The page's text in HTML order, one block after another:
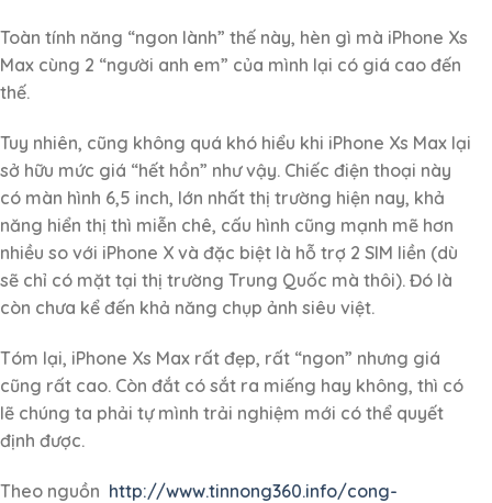
Toàn tính năng “ngon lành” thế này, hèn gì mà iPhone Xs
Max cùng 2 “người anh em” của mình lại có giá cao đến
thế.
Tuy nhiên, cũng không quá khó hiểu khi iPhone Xs Max lại
sở hữu mức giá “hết hồn” như vậy. Chiếc điện thoại này
có màn hình 6,5 inch, lớn nhất thị trường hiện nay, khả
năng hiển thị thì miễn chê, cấu hình cũng mạnh mẽ hơn
nhiều so với iPhone X và đặc biệt là hỗ trợ 2 SIM liền (dù
sẽ chỉ có mặt tại thị trường Trung Quốc mà thôi). Đó là
còn chưa kể đến khả năng chụp ảnh siêu việt.
Tóm lại, iPhone Xs Max rất đẹp, rất “ngon” nhưng giá
cũng rất cao. Còn đắt có sắt ra miếng hay không, thì có
lẽ chúng ta phải tự mình trải nghiệm mới có thể quyết
định được.
Theo nguồn http://www.tinnong360.info/cong-